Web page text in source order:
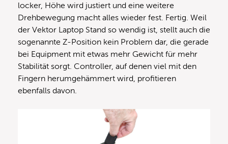
locker, Höhe wird justiert und eine weitere
Drehbewegung macht alles wieder fest. Fertig. Weil
der Vektor Laptop Stand so wendig ist, stellt auch die
sogenannte Z-Position kein Problem dar, die gerade
bei Equipment mit etwas mehr Gewicht für mehr
Stabilität sorgt. Controller, auf denen viel mit den
Fingern herumgehämmert wird, profitieren
ebenfalls davon.